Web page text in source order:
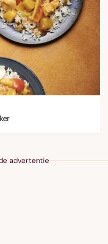
advertentie